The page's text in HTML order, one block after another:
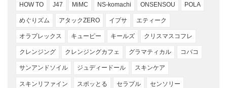
HOW TO J47 MiMC NS-komachi ONSENSOU POLA
めぐりズム アタックZERO イプサ エティーク
オラプレックス キューピー キールズ クリスマスコフレ
クレンジング クレンジングカフェ グラマティカル コバコ
サンアンドソイル ジュディードール スキンケア
スキンリファイン スポッとる セラプル センソリー